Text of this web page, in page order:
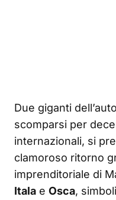
Due giganti
scomparsi per
internazionali, si
clamoroso ritorno
imprenditoriale di
Itala e Osca,